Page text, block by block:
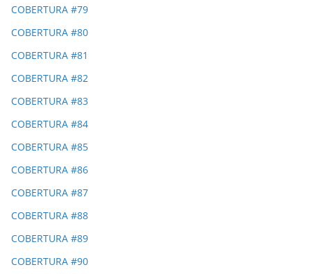
COBERTURA #79
COBERTURA #80
COBERTURA #81
COBERTURA #82
COBERTURA #83
COBERTURA #84
COBERTURA #85
COBERTURA #86
COBERTURA #87
COBERTURA #88
COBERTURA #89
COBERTURA #90